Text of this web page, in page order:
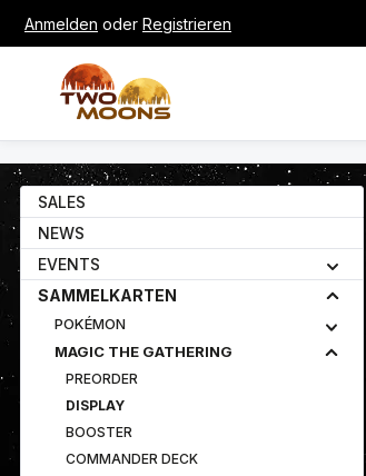
Hauptinhalt springen
Zur Suche springen
Anmelden oder Registrieren
SALES
NEWS
EVENTS
SAMMELKARTEN
POKÉMON
MAGIC THE GATHERING
PREORDER
DISPLAY
BOOSTER
COMMANDER DECK